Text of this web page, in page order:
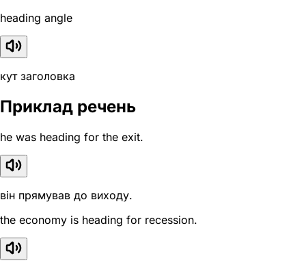
heading angle
кут заголовка
Приклад речень
he was heading for the exit.
він прямував до виходу.
the economy is heading for recession.